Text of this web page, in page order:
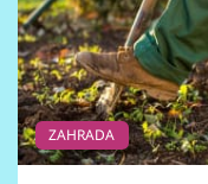
ZAHRADA